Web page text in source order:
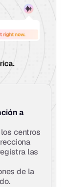
a
centros
las
de la